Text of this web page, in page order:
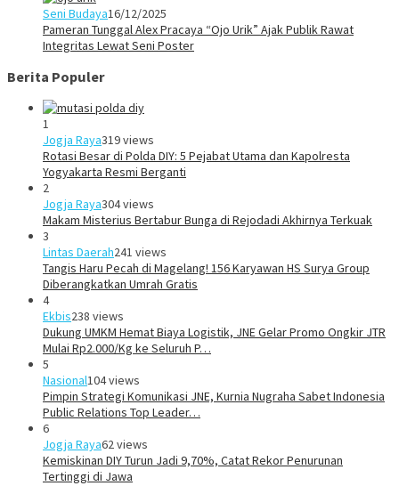
Seni Budaya16/12/2025
Pameran Tunggal Alex Pracaya “Ojo Urik” Ajak Publik Rawat
Integritas Lewat Seni Poster
Berita Populer
1
Jogja Raya319 views
Rotasi Besar di Polda DIY: 5 Pejabat Utama dan Kapolresta
Yogyakarta Resmi Berganti
2
Jogja Raya304 views
Makam Misterius Bertabur Bunga di Rejodadi Akhirnya Terkuak
3
Lintas Daerah241 views
Tangis Haru Pecah di Magelang! 156 Karyawan HS Surya Group
Diberangkatkan Umrah Gratis
4
Ekbis238 views
Dukung UMKM Hemat Biaya Logistik, JNE Gelar Promo Ongkir JTR
Mulai Rp2.000/Kg ke Seluruh P…
5
Nasional104 views
Pimpin Strategi Komunikasi JNE, Kurnia Nugraha Sabet Indonesia
Public Relations Top Leader…
6
Jogja Raya62 views
Kemiskinan DIY Turun Jadi 9,70%, Catat Rekor Penurunan
Tertinggi di Jawa